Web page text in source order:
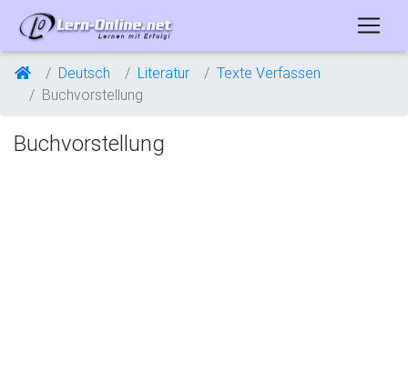
Deutsch Literatur
Texte Verfassen
Buchvorstellung
Buchvorstellung